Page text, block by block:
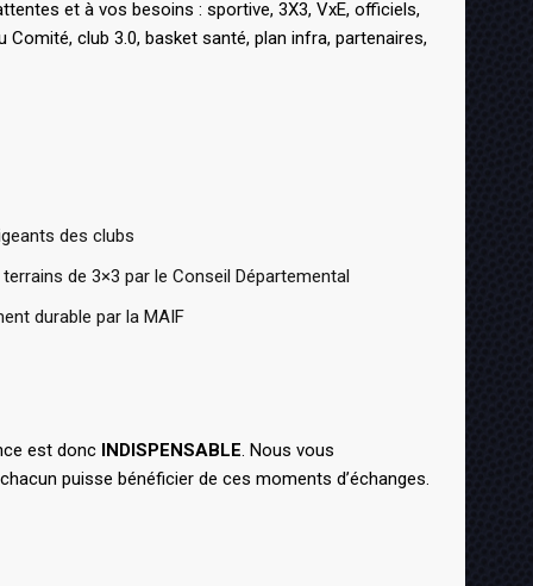
et à vos besoins : sportive, 3X3, VxE, officiels,
club 3.0, basket santé, plan infra, partenaires,
des clubs
de 3×3 par le Conseil Départemental
durable par la MAIF
est donc INDISPENSABLE. Nous vous
puisse bénéficier de ces moments d’échanges.